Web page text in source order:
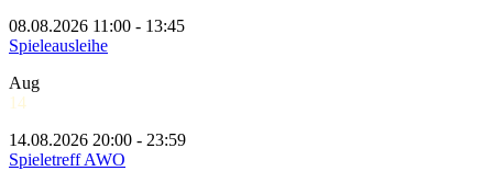
08.08.2026 11:00 - 13:45
Spieleausleihe
Aug
14
14.08.2026 20:00 - 23:59
Spieletreff AWO